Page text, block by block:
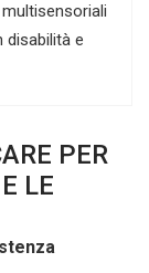
disabilità e
PER
LE